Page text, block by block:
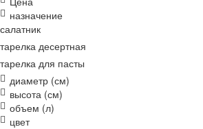
назначение
салатник
тарелка десертная
тарелка для пасты
диаметр (см)
высота (см)
объем (л)
цвет